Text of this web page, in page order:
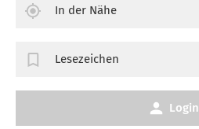
In der Nähe
Lesezeichen
Login